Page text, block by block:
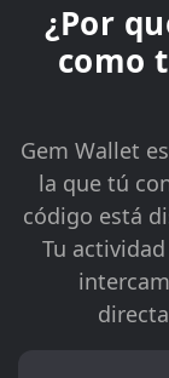
¿Por
como
Gem Wallet
la que tú
código está
Tu